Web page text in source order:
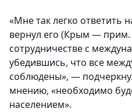
«Мне так легко ответить
вернул его (Крым — прим.
сотрудничестве с
убедившись, что все
соблюдены», —
мнению, «необходимо
населением».